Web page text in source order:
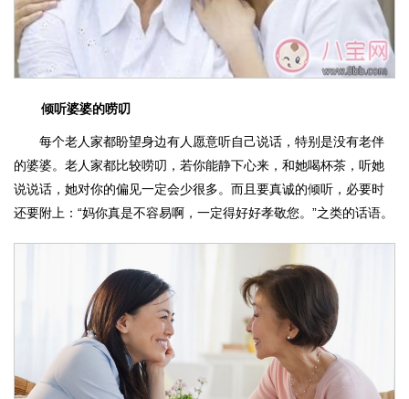
倾听婆婆的唠叨
每个老人家都盼望身边有人愿意听自己说话，特别是没有老伴
的婆婆。老人家都比较唠叨，若你能静下心来，和她喝杯茶，听她
说说话，她对你的偏见一定会少很多。而且要真诚的倾听，必要时
还要附上：“妈你真是不容易啊，一定得好好孝敬您。”之类的话语。